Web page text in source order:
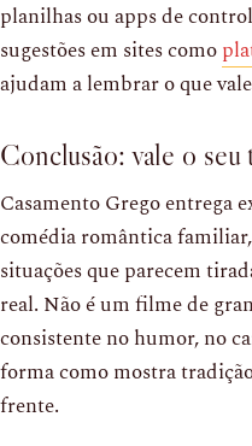
planilhas ou apps de
sugestões em sites como
ajudam a lembrar o que
Conclusão: vale o
Casamento Grego entrega
comédia romântica
situações que parecem
real. Não é um filme de
consistente no humor, no
forma como mostra
frente.